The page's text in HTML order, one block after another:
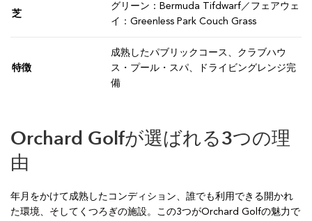
芝
グリーン：Bermuda Tifdwarf／フェアウェ
イ：Greenless Park Couch Grass
特徴
成熟したパブリックコース、クラブハウ
ス・プール・スパ、ドライビングレンジ完
備
Orchard Golfが選ばれる3つの理
由
年月をかけて成熟したコンディション、誰でも利用できる開かれ
た環境、そしてくつろぎの施設。この3つがOrchard Golfの魅力で